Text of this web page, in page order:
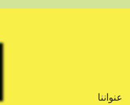
عنواننا